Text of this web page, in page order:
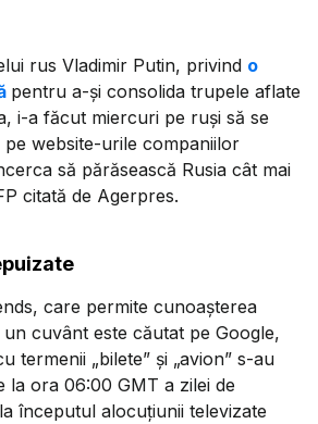
rus Vladimir Putin, privind o
pentru a-şi consolida trupele aflate
i-a făcut miercuri pe ruşi să se
website-urile companiilor
să părăsească Rusia cât mai
citată de Agerpres.
care permite cunoaşterea
cuvânt este căutat pe Google,
termenii „bilete” şi „avion” s-au
la ora 06:00 GMT a zilei de
începutul alocuţiunii televizate